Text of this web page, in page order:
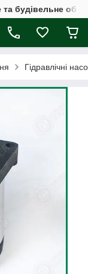
та будівельне
Гідравлічні